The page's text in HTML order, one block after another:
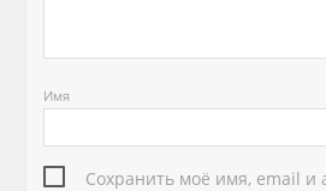
Имя
Сохранить моё имя, email и